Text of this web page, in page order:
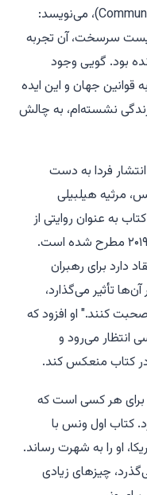
)، می‌نویسد:
سرسخت، آن تجربه
بود. گویی وجود
قوانین جهان و این ایده
نشسته‌ام، به چالش
فردا به دست
مرثیه هیلبیلی
به عنوان روایتی از
گرویدن ونس به کاتولیک‌گرایی در سال ۲۰۱۹ مطرح شده است.
برای رهبران
تأثیر می‌گذارد،
کنند." او افزود که
انتظار می‌رود و
کتاب منعکس کند.
برای هر کسی است که
کتاب اول ونس با
او را به شهرت رساند.
چیزهای زیادی